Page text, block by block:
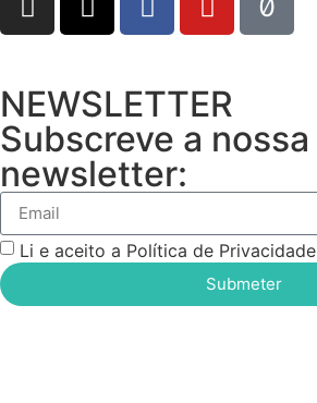
NEWSLETTER
Subscreve a nossa
newsletter:
Li e aceito a Política de Privacidade
Submeter